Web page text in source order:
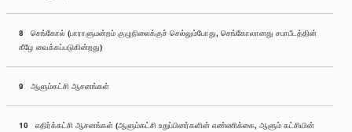
8 செங்கோல் (பாராளுமன்றம் குழுநிலைக்குச் செல்லும்போது, செங்கோலானது சபாபீடத்தின்
கீழே வைக்கப்படுகின்றது)
9 ஆளும்கட்சி ஆசனங்கள்
10 எதிர்க்கட்சி ஆசனங்கள் (ஆளும்கட்சி உறுப்பினர்களின் எண்ணிக்கை, ஆளும் கட்சியின்